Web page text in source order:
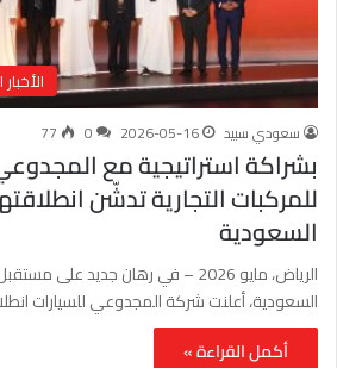
سعودي سبيد 2026-05-16
0
77
بشراكة استراتيجية مع
للمركبات التجارية تدشّن
السعودية
الرياض، مايو 2026 – في رهان جديد
السعودية، أعلنت شركة المجدوعي للسيارات
أكمل القراءة »